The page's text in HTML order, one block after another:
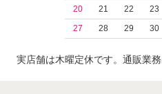
20
21 22 23
27
28 29 30
実店舗は木曜定休です。通販業務